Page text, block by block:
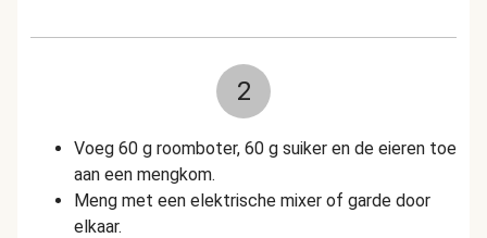
2
Voeg 60 g roomboter, 60 g suiker en de eieren toe
aan een mengkom.
Meng met een elektrische mixer of garde door
elkaar.